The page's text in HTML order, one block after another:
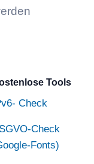
Tools
Check
Check
Fonts)